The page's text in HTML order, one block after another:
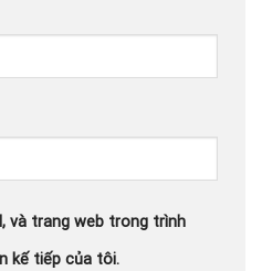
và trang web trong trình
kế tiếp của tôi.